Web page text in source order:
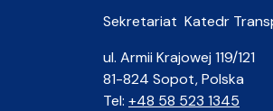
Sekretariat Katedr
ul. Armii Krajowej 119/121
81-824 Sopot, Polska
Tel: +48 58 523 1345